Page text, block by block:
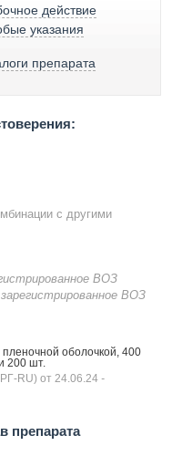
действие
указания
препарата
с другими
ВОЗ
зарегистрированное ВОЗ
оболочкой, 400
200 шт.
RU) от 24.06.24 -
препарата